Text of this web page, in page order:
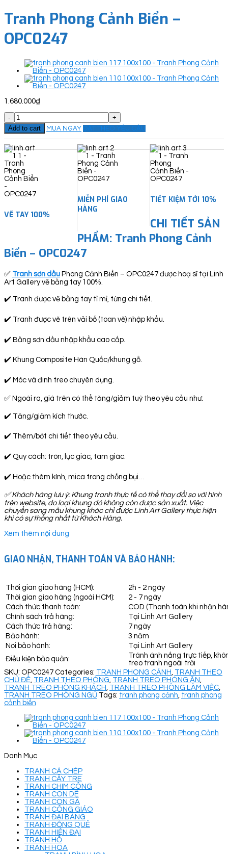
Tranh Phong Cảnh Biển –
OPC0247
1.680.000₫
Tranh
Phong
Cảnh
Biển
-
OPC0247
quantity
Add to cart MUA NGAY ĐẶT THEO YÊU CẦU
VẼ TAY 100%
MIỄN PHÍ GIAO
HÀNG
TIẾT KIỆM TỚI 10%
CHI TIẾT SẢN
PHẨM: Tranh Phong Cảnh
Biển – OPC0247
✅ Tranh sơn dầu Phong Cảnh Biển – OPC0247 được hoạ sĩ tại Linh
Art Gallery vẽ bằng tay 100%.
✔️ Tranh được vẽ bằng tay tỉ mỉ, từng chi tiết.
✔️ Tranh được vẽ trên vải bố (toan vẽ) nhập khẩu.
✔️ Bằng sơn dầu nhập khẩu cao cấp.
✔️ Khung Composite Hàn Quốc/khung gỗ.
✔️ Móc và đinh treo chuyên dụng.
✅ Ngoài ra, giá trên có thể tăng/giảm tuỳ theo yêu cầu như:
✔️ Tăng/giảm kích thước.
✔️ Thêm/bớt chi tiết theo yêu cầu.
✔️ Quy cách: tròn, lục giác, tam giác.
✔️ Hoặc thêm kính, mica trong chống bụi…
✅Khách hàng lưu ý: Khung tranh thực tế có thể thay đổi so với hình
trên website, do loại khung đó không còn được sản xuất. Việc
chuyển sang mẫu khung khác chỉ được Linh Art Gallery thực hiện
khi có sự thống nhất từ Khách Hàng.
Xem thêm nội dung
GIAO NHẬN, THANH TOÁN VÀ BẢO HÀNH:
Thời gian giao hàng (HCM):
2h - 2 ngày
Thời gian giao hàng (ngoài HCM):
2 - 7 ngày
Cách thức thanh toán:
COD (Thanh toán khi nhận
Chính sách trả hàng:
Tại Linh Art Gallery
Cách thức trả hàng:
7 ngày
Bảo hành:
3 năm
Nơi bảo hành:
Tại Linh Art Gallery
Điều kiện bảo quản:
Tránh ánh nắng trực tiếp,
treo tranh ngoài trời
SKU: OPC0247 Categories: TRANH PHONG CẢNH TRANH THEO
CHỦ ĐỀ TRANH THEO PHÒNG TRANH TREO PHÒNG ĂN
TRANH TREO PHÒNG KHÁCH TRANH TREO PHÒNG LÀM VIỆC
TRANH TREO PHÒNG NGỦ Tags: tranh phong cảnh tranh phong
cảnh biển
Danh Mục
TRANH CÁ CHÉP
TRANH CÂY TRE
TRANH CHIM CÔNG
TRANH CON DÊ
TRANH CON GÀ
TRANH CÔNG GIÁO
TRANH ĐẠI BÀNG
TRANH ĐỒNG QUÊ
TRANH HIỆN ĐẠI
TRANH HỔ
TRANH HOA